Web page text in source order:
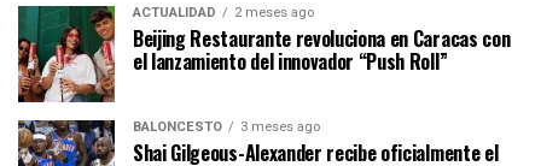
ACTUALIDAD 2 meses ago
Beijing Restaurante revoluciona en Caracas con
el lanzamiento del innovador “Push Roll”
BALONCESTO 3 meses ago
Shai Gilgeous-Alexander recibe oficialmente el